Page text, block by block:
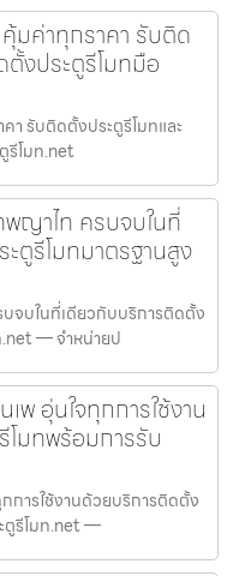
มค่าทุกราคา รับติด
ตั้งประตูรีโมทมือ
า รับติดตั้งประตูรีโมทและ
รีโมท.net
ญาไท ครบจบในที่
ตูรีโมทมาตรฐานสูง
จบในที่เดียวกับบริการติดตั้ง
.net — จำหน่ายป
พ อุ่นใจทุกการใช้งาน
มทพร้อมการรับ
การใช้งานด้วยบริการติดตั้ง
ตูรีโมท.net —